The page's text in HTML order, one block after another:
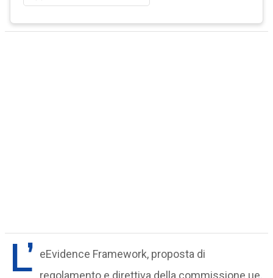
L’ eEvidence Framework, proposta di
regolamento e direttiva della commissione ue,